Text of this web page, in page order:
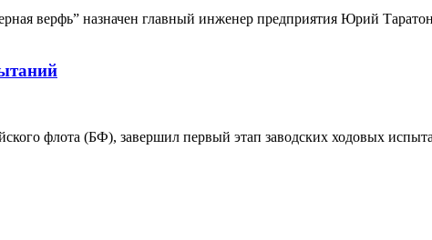
верфь” назначен главный инженер предприятия Юрий
флота (БФ), завершил первый этап заводских ходовых